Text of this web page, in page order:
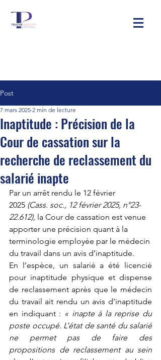
Post
Inaptitude : Précision de la
Cour de cassation sur la
recherche de reclassement du
salarié inapte
7 mars 2025 2 min de lecture
Par un arrêt rendu le 12 février
2025 (Cass. soc., 12 février 2025, n°23-
22.612), la Cour de cassation est venue
apporter une précision quant à la
terminologie employée par le médecin
du travail dans un avis d’inaptitude.
En l’espèce, un salarié a été licencié
pour inaptitude physique et dispense
de reclassement après que le médecin
du travail ait rendu un avis d’inaptitude
en indiquant : « inapte à la reprise du
poste occupé. L’état de santé du salarié
ne permet pas de faire des
propositions de reclassement au sein